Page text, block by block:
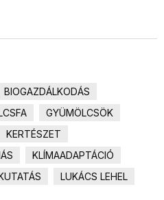
BIOGAZDÁLKODÁS
GYÜMÖLCSÖK
KERTÉSZET
KLÍMAADAPTÁCIÓ
LUKÁCS LEHEL